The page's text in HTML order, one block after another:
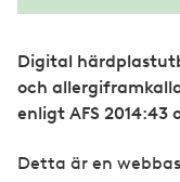
Digital
och
enligt AFS 2014:43
Detta är en